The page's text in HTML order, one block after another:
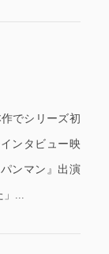
でシリーズ初
ンタビュー映
ンマン』出演
」...